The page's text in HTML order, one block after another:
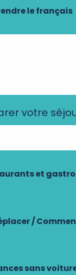
le français
votre
et
/
sans
séjours
?
virtuel, il
venir